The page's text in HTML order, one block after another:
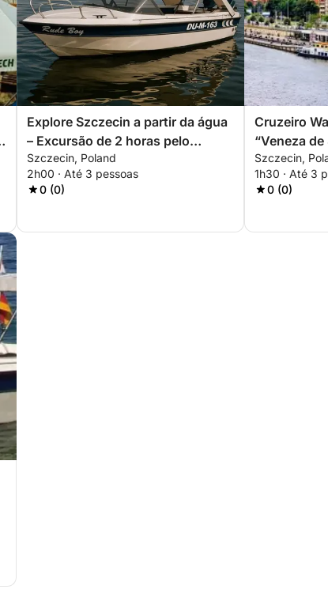
Explore Szczecin a partir da água
– Excursão de 2 horas pelo
castelo e pela ilha
Szczecin, Poland
2h00 · Até 3 pessoas
0 (0)
Cruzeiro
“Veneza
Experiência
Szczecin,
1h30 · Até 3
0 (0)